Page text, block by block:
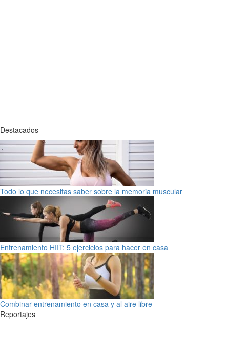
Destacados
Todo lo que necesitas saber sobre la memoria muscular
Entrenamiento HIIT: 5 ejercicios para hacer en casa
Combinar entrenamiento en casa y al aire libre
Reportajes